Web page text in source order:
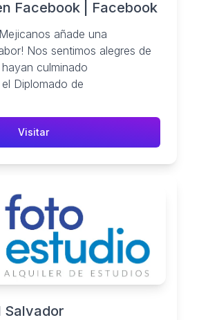
Facebook | Facebook
añade una
Nos sentimos alegres de
culminado
Diplomado de
Visitar
Salvador